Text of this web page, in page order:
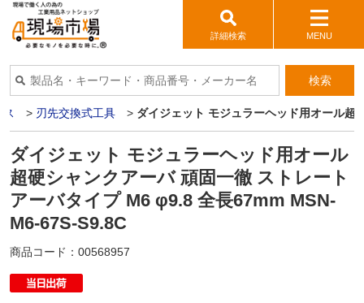
詳細検索 MENU
検索
> 刃先交換式工具 > ダイジェット モジュラーヘッド用オール
ダイジェット モジュラーヘッド用オール
超硬シャンクアーバ 頑固一徹 ストレート
アーバタイプ M6 φ9.8 全長67mm MSN-
M6-67S-S9.8C
商品コード： 00568957